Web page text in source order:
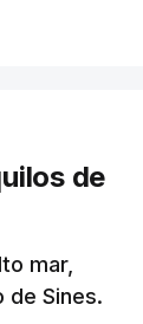
de
mar,
de Sines.